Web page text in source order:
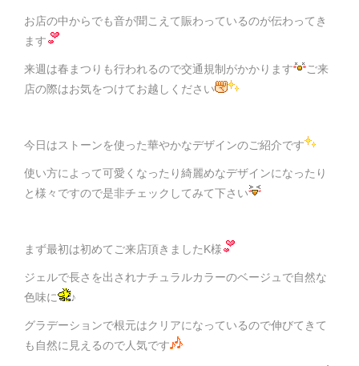
お店の中からでも音が聞こえて賑わっているのが伝わってき
ます
来週は春まつりも行われるので交通規制がかかります
ご来
店の際はお気をつけてお越しください
今日はストーンを使った華やかなデザインのご紹介です
使い方によって可愛くなったり綺麗めなデザインになったり
と様々ですので是非チェックしてみて下さい
まず最初は初めてご来店頂きましたK様
ジェルで長さを出されナチュラルカラーのベージュで自然な
色味に
♪
グラデーションで根元はクリアになっているので伸びてきて
も自然に見えるので人気です